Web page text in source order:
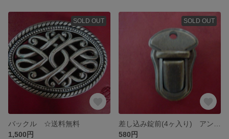
SOLD OUT
バックル ☆送料無料
1,500円
SOLD OUT
580円